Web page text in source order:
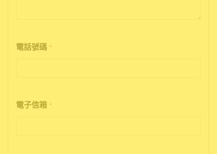
電話號碼 *
電子信箱 *